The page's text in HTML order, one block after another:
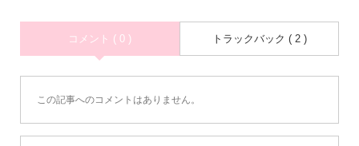
コメント ( 0 ) トラックバック ( 2 )
この記事へのコメントはありません。